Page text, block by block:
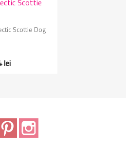
rapida
Scottie Dog
lei
YouTubePinterest